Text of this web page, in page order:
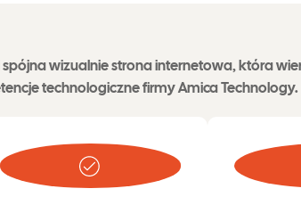
wizualnie strona internetowa, która
technologiczne firmy Amica Technology.